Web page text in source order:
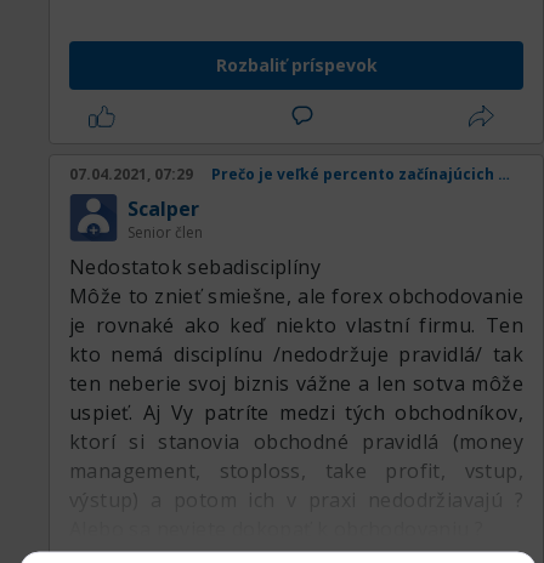
Rozbaliť príspevok
07.04.2021, 07:29 Prečo je veľké percento začínajúcich obchodníkov v strate
Scalper
Senior člen
Nedostatok sebadisciplíny
Môže to znieť smiešne, ale forex obchodovanie
je rovnaké ako keď niekto vlastní firmu. Ten
kto nemá disciplínu /nedodržuje pravidlá/ tak
ten neberie svoj biznis vážne a len sotva môže
uspieť. Aj Vy patríte medzi tých obchodníkov,
ktorí si stanovia obchodné pravidlá (money
management, stoploss, take profit, vstup,
výstup) a potom ich v praxi nedodržiavajú ?